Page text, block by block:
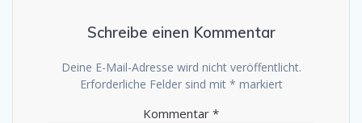
Schreibe einen Kommentar
Deine E-Mail-Adresse wird nicht veröffentlicht.
Erforderliche Felder sind mit * markiert
Kommentar *